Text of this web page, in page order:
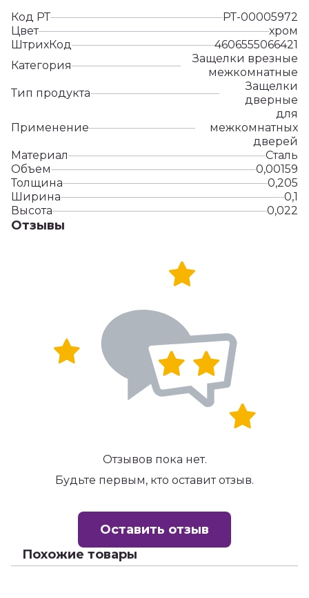
Код РТ
РТ-00005972
Цвет
хром
ШтрихКод
4606555066421
Категория
Защелки врезные
межкомнатные
Тип продукта
Защелки
дверные
Применение
для
межкомнатных
дверей
Материал
Сталь
Объем
0,00159
Толщина
0,205
Ширина
0,1
Высота
0,022
Отзывы
Отзывов пока нет.
Будьте первым, кто оставит отзыв.
Оставить отзыв
Похожие товары